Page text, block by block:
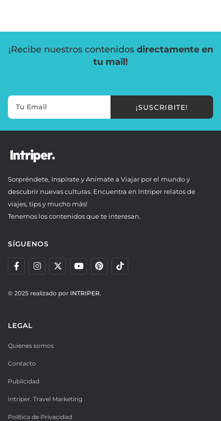
¡Recibe nuestros contenidos directamente en
tu mail!
¡SUSCRIBITE!
Sorpréndete, Inspírate y Anímate a Viajar por el mundo y
descubrir nuevas culturas. Encuentra en Intriper relatos de
viajes, tips y mucho más!
Tenemos los contenidos que te interesan.
SÍGUENOS
© 2025 realizado por INTRIPER.
LEGAL
Quienes somos
Contacto
Publicidad
Intriper. Travel Marketing
Política de Privacidad